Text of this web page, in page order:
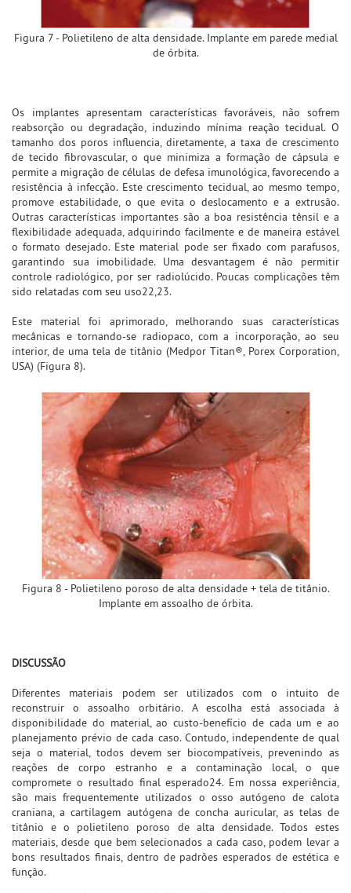
Figura 7 - Polietileno de alta densidade. Implante em parede medial
de órbita.
Os implantes apresentam características favoráveis, não sofrem
reabsorção ou degradação, induzindo mínima reação tecidual. O
tamanho dos poros influencia, diretamente, a taxa de crescimento
de tecido fibrovascular, o que minimiza a formação de cápsula e
permite a migração de células de defesa imunológica, favorecendo a
resistência à infecção. Este crescimento tecidual, ao mesmo tempo,
promove estabilidade, o que evita o deslocamento e a extrusão.
Outras características importantes são a boa resistência tênsil e a
flexibilidade adequada, adquirindo facilmente e de maneira estável
o formato desejado. Este material pode ser fixado com parafusos,
garantindo sua imobilidade. Uma desvantagem é não permitir
controle radiológico, por ser radiolúcido. Poucas complicações têm
sido relatadas com seu uso22,23.
Este material foi aprimorado, melhorando suas características
mecânicas e tornando-se radiopaco, com a incorporação, ao seu
interior, de uma tela de titânio (Medpor Titan®, Porex Corporation,
USA) (Figura 8).
Figura 8 - Polietileno poroso de alta densidade + tela de titânio.
Implante em assoalho de órbita.
DISCUSSÃO
Diferentes materiais podem ser utilizados com o intuito de
reconstruir o assoalho orbitário. A escolha está associada à
disponibilidade do material, ao custo-benefício de cada um e ao
planejamento prévio de cada caso. Contudo, independente de qual
seja o material, todos devem ser biocompatíveis, prevenindo as
reações de corpo estranho e a contaminação local, o que
compromete o resultado final esperado24. Em nossa experiência,
são mais frequentemente utilizados o osso autógeno de calota
craniana, a cartilagem autógena de concha auricular, as telas de
titânio e o polietileno poroso de alta densidade. Todos estes
materiais, desde que bem selecionados a cada caso, podem levar a
bons resultados finais, dentro de padrões esperados de estética e
função.